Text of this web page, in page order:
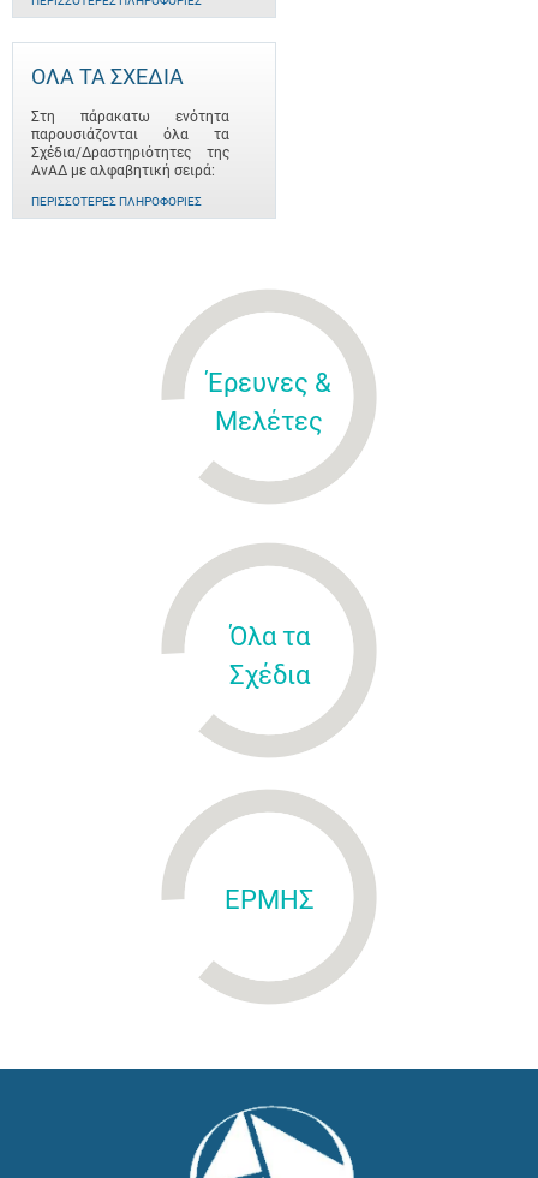
ΟΛΑ ΤΑ ΣΧΕΔΙΑ
Στη πάρακατω ενότητα
παρουσιάζονται όλα τα
Σχέδια/Δραστηριότητες της
ΑνΑΔ με αλφαβητική σειρά:
ΠΕΡΙΣΣΌΤΕΡΕΣ ΠΛΗΡΟΦΟΡΊΕΣ
Έρευνες &
Μελέτες
Όλα τα
Σχέδια
ΕΡΜΗΣ